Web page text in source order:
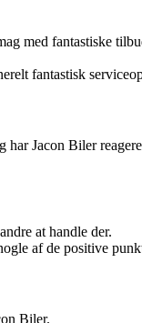
med fantastiske
fantastisk
Jacon Biler
at handle der.
af de positive
Biler.